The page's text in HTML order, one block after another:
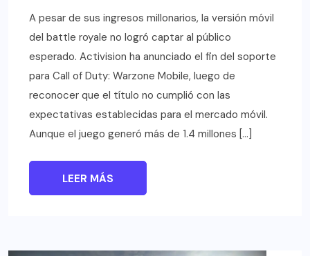
A pesar de sus ingresos millonarios, la versión móvil
del battle royale no logró captar al público
esperado. Activision ha anunciado el fin del soporte
para Call of Duty: Warzone Mobile, luego de
reconocer que el título no cumplió con las
expectativas establecidas para el mercado móvil.
Aunque el juego generó más de 1.4 millones […]
LEER MÁS